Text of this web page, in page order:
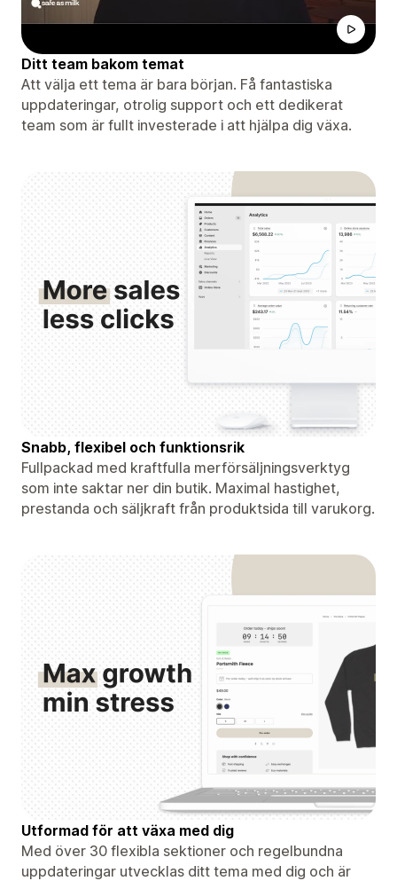
Ditt team bakom temat
Att välja ett tema är bara början. Få fantastiska
uppdateringar, otrolig support och ett dedikerat
team som är fullt investerade i att hjälpa dig växa.
Snabb, flexibel och funktionsrik
Fullpackad med kraftfulla merförsäljningsverktyg
som inte saktar ner din butik. Maximal hastighet,
prestanda och säljkraft från produktsida till varukorg.
Utformad för att växa med dig
Med över 30 flexibla sektioner och regelbundna
uppdateringar utvecklas ditt tema med dig och är